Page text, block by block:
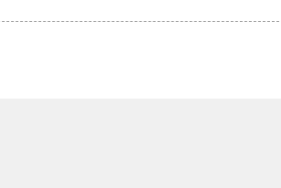
können Sie anschließend Ihren